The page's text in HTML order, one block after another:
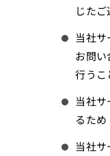
じた
当社サ
お問い
行うこ
当社
るため
当社